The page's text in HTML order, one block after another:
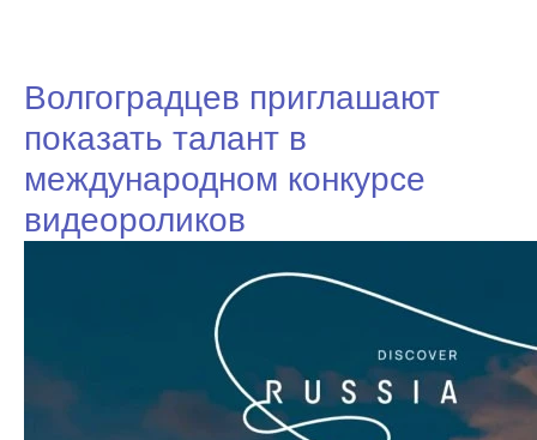
Волгоградцев приглашают
показать талант в
международном конкурсе
видеороликов